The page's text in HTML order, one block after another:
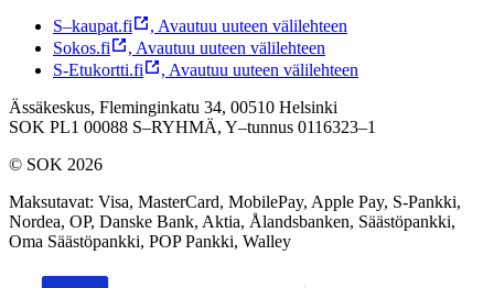
S–kaupat.fi , Avautuu uuteen välilehteen
Sokos.fi
, Avautuu uuteen välilehteen
S-Etukortti.fi
, Avautuu uuteen välilehteen
Ässäkeskus, Fleminginkatu 34, 00510 Helsinki
SOK PL1 00088 S–RYHMÄ, Y–tunnus 0116323–1
© SOK 2026
Maksutavat: Visa, MasterCard, MobilePay, Apple Pay, S-Pankki,
Nordea, OP, Danske Bank, Aktia, Ålandsbanken, Säästöpankki,
Oma Säästöpankki, POP Pankki, Walley